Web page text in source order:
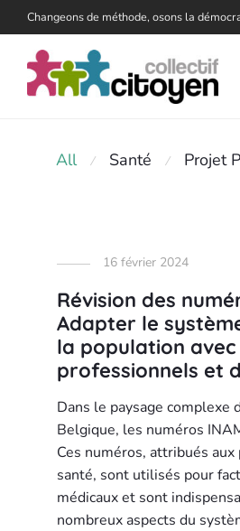
Changeons de méthode, osons la
All ⁄ Santé ⁄ Projet
16 février 2024
Révision des
Adapter le
la population avec
professionnels et
Dans le paysage complexe
Belgique, les numéros
Ces numéros, attribués
santé, sont utilisés pour
médicaux et sont
nombreux aspects du